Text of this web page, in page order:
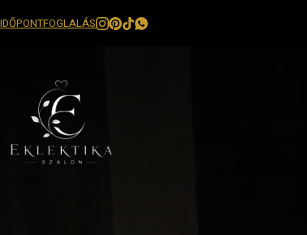
IDŐPONTFOGLALÁS